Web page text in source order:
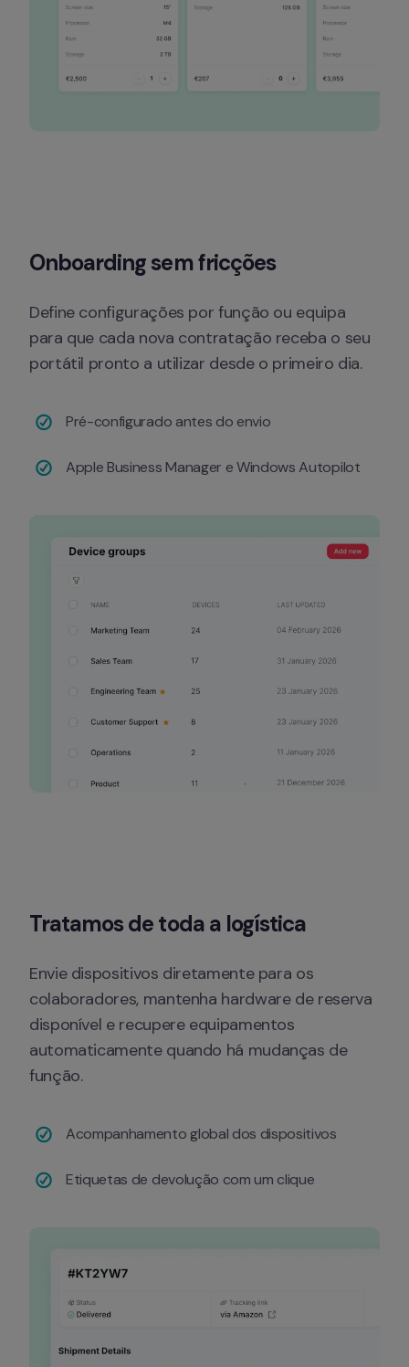
Onboarding sem fricções
Define configurações por função ou equipa
para que cada nova contratação receba o seu
portátil pronto a utilizar desde o primeiro dia.
Pré-configurado antes do envio
Apple Business Manager e Windows Autopilot
Tratamos de toda a logística
Envie dispositivos diretamente para os
colaboradores, mantenha hardware de reserva
disponível e recupere equipamentos
automaticamente quando há mudanças de
função.
Acompanhamento global dos dispositivos
Etiquetas de devolução com um clique